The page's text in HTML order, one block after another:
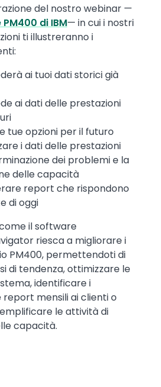
del nostro webinar —
di IBM— in cui i nostri
ti illustreranno i
ai tuoi dati storici già
ai dati delle prestazioni
tue opzioni per il futuro
i dati delle prestazioni
dei problemi e la
delle capacità
report che rispondono
di oggi
il software
riesca a migliorare i
PM400, permettendoti di
di tendenza, ottimizzare le
identificare i
mensili ai clienti o
le attività di
capacità.